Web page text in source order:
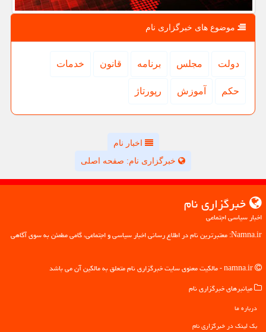
موضوع های خبرگزاری نام
دولت مجلس برنامه قانون خدمات
حكم آموزش رپورتاژ
اخبار نام
خبرگزاری نام: صفحه اصلی
خبرگزاری نام
اخبار سیاسی اجتماعی
Namna.ir: معتبرترین نام در اطلاع رسانی اخبار سیاسی و اجتماعی، گامی مطمئن به سوی آگاهی
میانبرهای خبرگزاری نام
درباره ما
بک لینک در خبرگزاری نام